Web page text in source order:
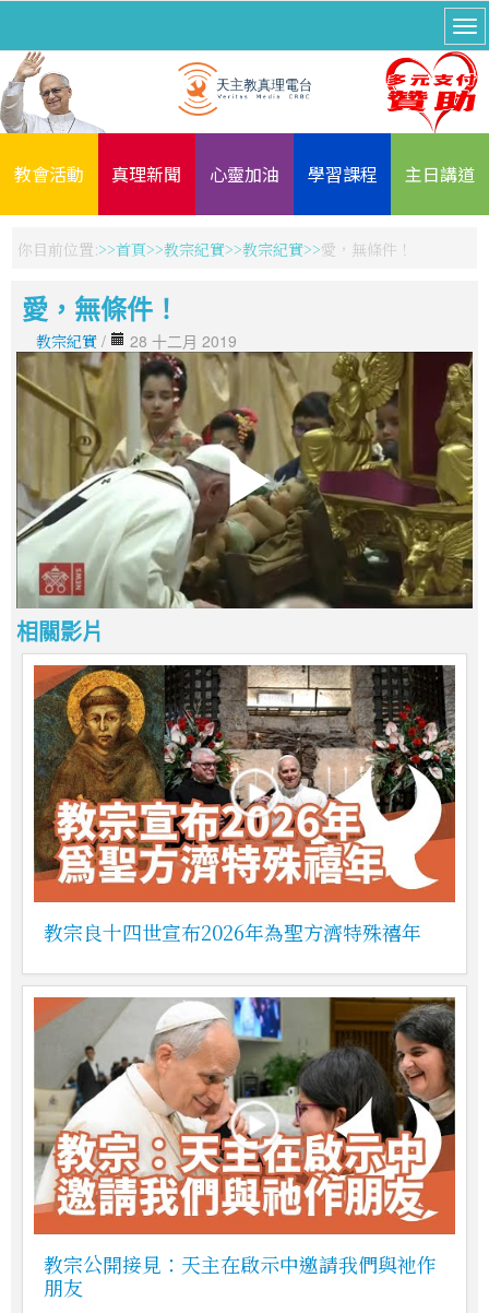
教會活動 真理新聞 心靈加油 學習課程 主日講道
你目前位置: 首頁 教宗紀實 教宗紀實 愛，無條件！
愛，無條件！
教宗紀實 / 28 十二月 2019
相關影片
教宗良十四世宣布2026年為聖方濟特殊禧年
教宗公開接見：天主在啟示中邀請我們與祂作
朋友